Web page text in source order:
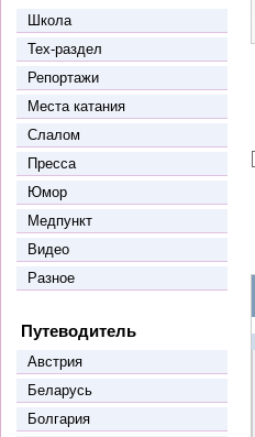
Школа
Тех-раздел
Репортажи
Места катания
Слалом
Пресса
Юмор
Медпункт
Видео
Разное
Путеводитель
Австрия
Беларусь
Болгария